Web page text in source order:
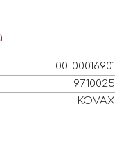
00-00016901
9710025
KOVAX